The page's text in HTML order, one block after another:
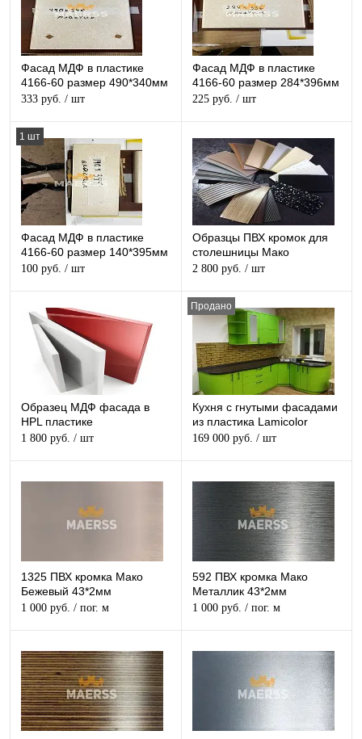
Фасад МДФ в пластике
4166-60 размер 490*340мм
333 руб. / шт
Фасад МДФ в пластике
4166-60 размер 284*396мм
225 руб. / шт
1 шт
Фасад МДФ в пластике
4166-60 размер 140*395мм
100 руб. / шт
Образцы ПВХ кромок для
столешницы Мако
2 800 руб. / шт
Образец МДФ фасада в
HPL пластике
1 800 руб. / шт
Продано
Кухня с гнутыми фасадами
из пластика Lamicolor
169 000 руб. / шт
1325 ПВХ кромка Мако
Бежевый 43*2мм
1 000 руб. / пог. м
592 ПВХ кромка Мако
Металлик 43*2мм
1 000 руб. / пог. м